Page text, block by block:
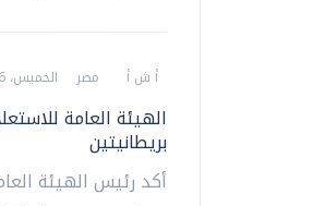
أ ش أ مصر الخميس، 06 اغسطس 2026 08:44 م
الهيئة العامة
بريطانيتين
أكد رئيس الهيئة